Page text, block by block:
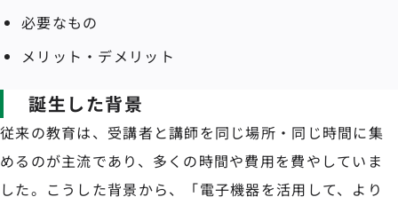
必要なもの
メリット・デメリット
誕生した背景
従来の教育は、受講者と講師を同じ場所・同じ時間に集
めるのが主流であり、多くの時間や費用を費やしていま
した。こうした背景から、「電子機器を活用して、より